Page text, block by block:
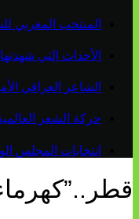
المنتخب المغربي
الأحداث التي
الشاعر العراقي
حركة الشعر
انتخابات المجلس